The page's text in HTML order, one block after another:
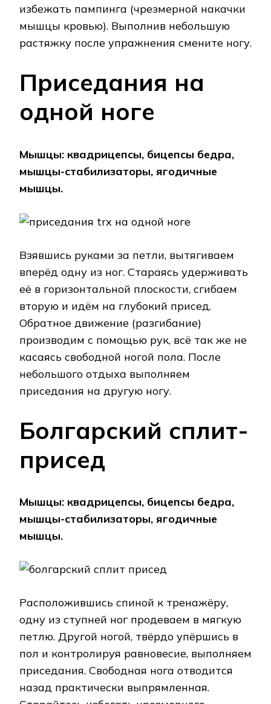
избежать пампинга (чрезмерной накачки
мышцы кровью). Выполнив небольшую
растяжку после упражнения смените ногу.
Приседания на
одной ноге
Мышцы: квадрицепсы, бицепсы бедра,
мышцы-стабилизаторы, ягодичные
мышцы.
Взявшись руками за петли, вытягиваем
вперёд одну из ног. Стараясь удерживать
её в горизонтальной плоскости, сгибаем
вторую и идём на глубокий присед.
Обратное движение (разгибание)
производим с помощью рук, всё так же не
касаясь свободной ногой пола. После
небольшого отдыха выполняем
приседания на другую ногу.
Болгарский сплит-
присед
Мышцы: квадрицепсы, бицепсы бедра,
мышцы-стабилизаторы, ягодичные
мышцы.
Расположившись спиной к тренажёру,
одну из ступней ног продеваем в мягкую
петлю. Другой ногой, твёрдо упёршись в
пол и контролируя равновесие, выполняем
приседания. Свободная нога отводится
назад практически выпрямленная.